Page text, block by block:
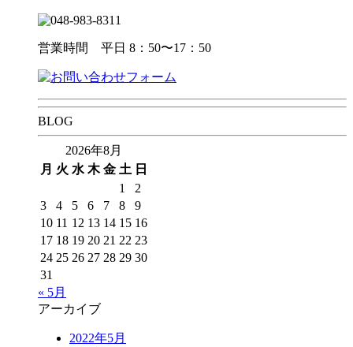
営業時間 平日 8：50〜17：50
BLOG
2026年8月
月 火 水 木 金 土 日
1
2
3
4 5 6 7 8
9
10 11 12 13 14 15 16
17 18 19 20 21 22 23
24 25 26 27 28 29 30
31
« 5月
アーカイブ
2022年5月